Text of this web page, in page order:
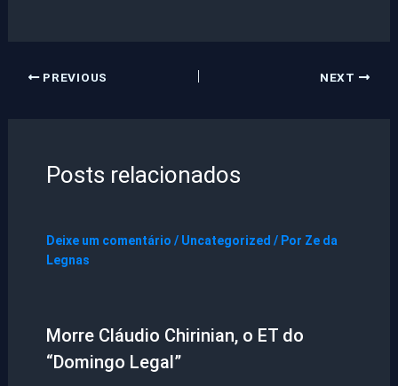
PREVIOUS NEXT
Posts relacionados
Deixe um comentário / Uncategorized / Por Ze da
Legnas
Morre Cláudio Chirinian, o ET do
“Domingo Legal”